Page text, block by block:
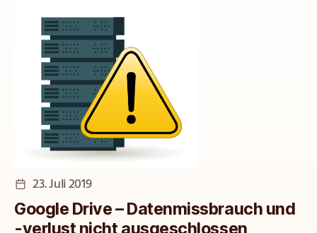
Veröffentlichungsdatum
23. Juli 2019
Google Drive – Datenmissbrauch und
-verlust nicht ausgeschlossen